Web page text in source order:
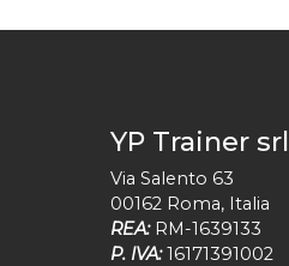
YP Trainer srl
Via Salento 63
00162 Roma, Italia
REA: RM-1639133
P. IVA: 16171391002